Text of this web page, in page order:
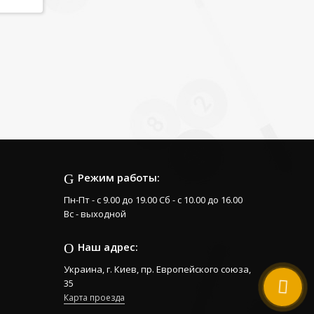
Режим работы:
Пн-Пт - с 9.00 до 19.00 Сб - с 10.00 до 16.00
Вс - выходной
Наш адрес:
Украина, г. Киев, пр. Европейского союза,
35
Карта проезда